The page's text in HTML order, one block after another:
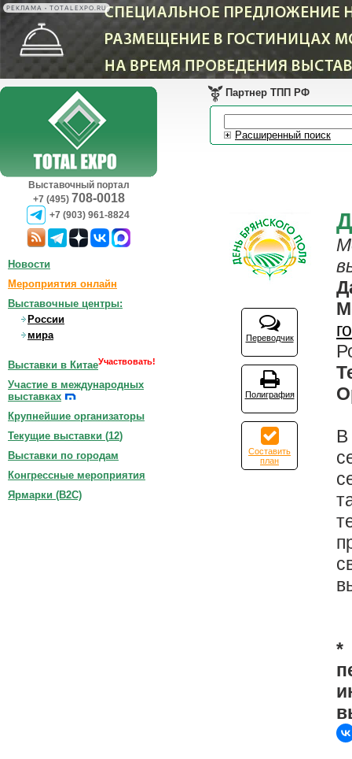
РЕКЛАМА • TOTALEXPO.RU
Выставочный портал
+7 (495) 708-0018
+7 (903) 961-8824
Партнер ТПП РФ
Расширенный поиск
Переводчик
Полиграфия
Составить
план
*
Новости
Мероприятия онлайн
Выставочные центры:
России
мира
Выставки в КитаеУчаствовать!
Участие в международных
выставках
Крупнейшие организаторы
Текущие выставки (12)
Выставки по городам
Конгрессные мероприятия
Ярмарки (B2C)